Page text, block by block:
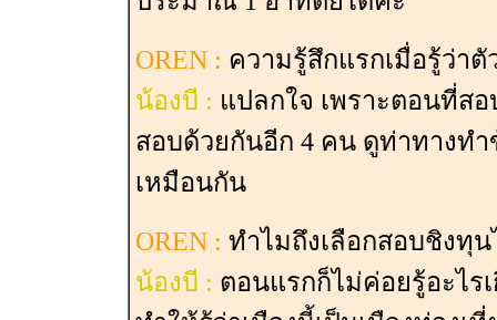
OREN : ความรู้สึกแรกเมื่อรู้ว่าตั
น้องบี : แปลกใจ เพราะตอนที่สอ
สอบด้วยกันอีก 4 คน ดูท่าทางท
เหมือนกัน
OREN : ทำไมถึงเลือกสอบชิงทุ
น้องบี : ตอนแรกก็ไม่ค่อยรู้อะไร